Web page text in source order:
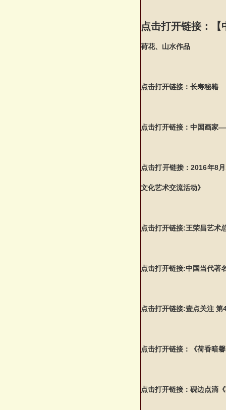
点击打开链接：【
荷花、山水作品
点击打开链接：长寿秘籍
点击打开链接：中国画家
点击打开链接：2016年8
文化艺术交流活动》
点击打开链接:王荣昌艺术
点击打开链接:中国当代
点击打开链接:壹点关注 第
点击打开链接：《荷香暗
点击打开链接：砚边点滴